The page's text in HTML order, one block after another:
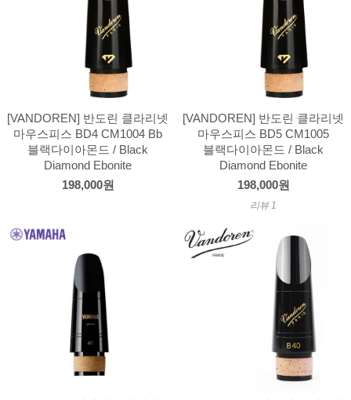
[VANDOREN] 반도린 클라리넷
마우스피스 BD4 CM1004 Bb
블랙다이아몬드 / Black
Diamond Ebonite
198,000원
[VANDOREN] 반도린 클라리넷
마우스피스 BD5 CM1005
블랙다이아몬드 / Black
Diamond Ebonite
198,000원
리뷰 1